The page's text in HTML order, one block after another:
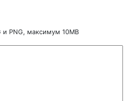
и PNG, максимум 10MB